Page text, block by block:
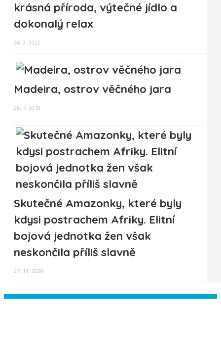
krásná příroda, výtečné jídlo a
dokonalý relax
26. 3. 2022
Madeira, ostrov věčného jara
26. 7. 2018
Skutečné Amazonky, které byly
kdysi postrachem Afriky. Elitní
bojová jednotka žen však
neskončila příliš slavně
27. 11. 2020